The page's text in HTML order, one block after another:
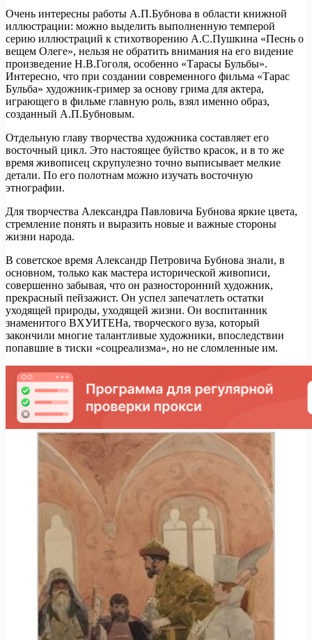
Очень интересны работы А.П.Бубнова в области книжной
иллюстрации: можно выделить выполненную темперой
серию иллюстраций к стихотворению А.С.Пушкина «Песнь о
вещем Олеге», нельзя не обратить внимания на его видение
произведение Н.В.Гоголя, особенно «Тарасы Бульбы».
Интересно, что при создании современного фильма «Тарас
Бульба» художник-гример за основу грима для актера,
играющего в фильме главную роль, взял именно образ,
созданный А.П.Бубновым.
Отдельную главу творчества художника составляет его
восточный цикл. Это настоящее буйство красок, и в то же
время живописец скрупулезно точно выписывает мелкие
детали. По его полотнам можно изучать восточную
этнографии.
Для творчества Александра Павловича Бубнова яркие цвета,
стремление понять и выразить новые и важные стороны
жизни народа.
В советское время Александр Петровича Бубнова знали, в
основном, только как мастера исторической живописи,
совершенно забывая, что он разносторонний художник,
прекрасный пейзажист. Он успел запечатлеть остатки
уходящей природы, уходящей жизни. Он воспитанник
знаменитого ВХУИТЕНа, творческого вуза, который
закончили многие талантливые художники, впоследствии
попавшие в тиски «соцреализма», но не сломленные им.